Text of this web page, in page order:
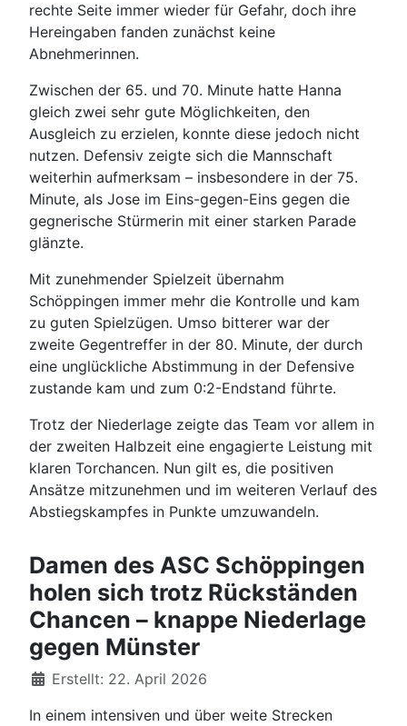
rechte Seite immer wieder für Gefahr, doch ihre
Hereingaben fanden zunächst keine
Abnehmerinnen.
Zwischen der 65. und 70. Minute hatte Hanna
gleich zwei sehr gute Möglichkeiten, den
Ausgleich zu erzielen, konnte diese jedoch nicht
nutzen. Defensiv zeigte sich die Mannschaft
weiterhin aufmerksam – insbesondere in der 75.
Minute, als Jose im Eins-gegen-Eins gegen die
gegnerische Stürmerin mit einer starken Parade
glänzte.
Mit zunehmender Spielzeit übernahm
Schöppingen immer mehr die Kontrolle und kam
zu guten Spielzügen. Umso bitterer war der
zweite Gegentreffer in der 80. Minute, der durch
eine unglückliche Abstimmung in der Defensive
zustande kam und zum 0:2-Endstand führte.
Trotz der Niederlage zeigte das Team vor allem in
der zweiten Halbzeit eine engagierte Leistung mit
klaren Torchancen. Nun gilt es, die positiven
Ansätze mitzunehmen und im weiteren Verlauf des
Abstiegskampfes in Punkte umzuwandeln.
Damen des ASC Schöppingen
holen sich trotz Rückständen
Chancen – knappe Niederlage
gegen Münster
DetailsErstellt: 22. April 2026
In einem intensiven und über weite Strecken